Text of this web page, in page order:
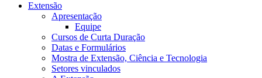
Extensão
Apresentação
Equipe
Cursos de Curta Duração
Datas e Formulários
Mostra de Extensão, Ciência e Tecnologia
Setores vinculados